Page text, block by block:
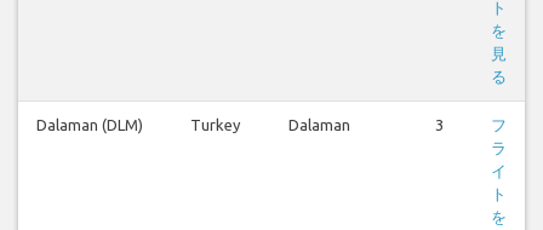
ト
を
見
る
Dalaman (DLM) Turkey Dalaman 3
フ
ラ
イ
ト
を